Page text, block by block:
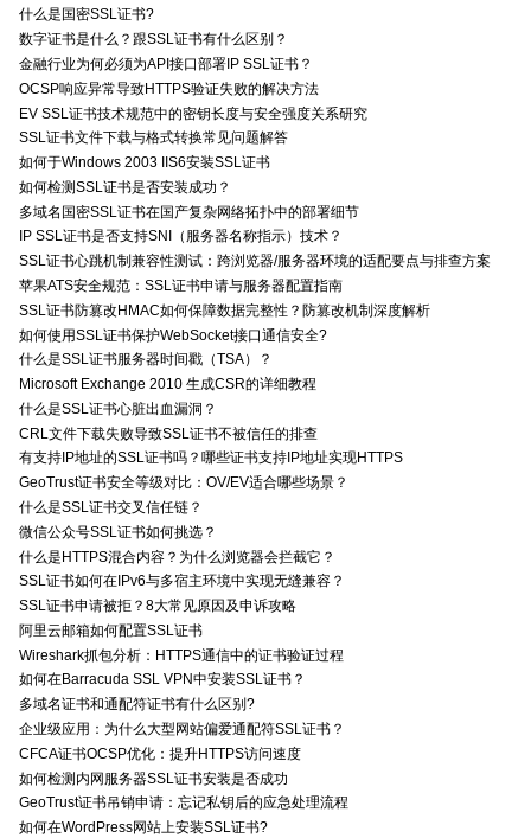
什么是国密SSL证书?
数字证书是什么？跟SSL证书有什么区别？
金融行业为何必须为API接口部署IP SSL证书？
OCSP响应异常导致HTTPS验证失败的解决方法
EV SSL证书技术规范中的密钥长度与安全强度关系研究
SSL证书文件下载与格式转换常见问题解答
如何于Windows 2003 IIS6安装SSL证书
如何检测SSL证书是否安装成功？
多域名国密SSL证书在国产复杂网络拓扑中的部署细节
IP SSL证书是否支持SNI（服务器名称指示）技术？
SSL证书心跳机制兼容性测试：跨浏览器/服务器环境的适配要点与排查方案
苹果ATS安全规范：SSL证书申请与服务器配置指南
SSL证书防篡改HMAC如何保障数据完整性？防篡改机制深度解析
如何使用SSL证书保护WebSocket接口通信安全?
什么是SSL证书服务器时间戳（TSA）？
Microsoft Exchange 2010 生成CSR的详细教程
什么是SSL证书心脏出血漏洞？
CRL文件下载失败导致SSL证书不被信任的排查
有支持IP地址的SSL证书吗？哪些证书支持IP地址实现HTTPS
GeoTrust证书安全等级对比：OV/EV适合哪些场景？
什么是SSL证书交叉信任链？
微信公众号SSL证书如何挑选？
什么是HTTPS混合内容？为什么浏览器会拦截它？
SSL证书如何在IPv6与多宿主环境中实现无缝兼容？
SSL证书申请被拒？8大常见原因及申诉攻略
阿里云邮箱如何配置SSL证书
Wireshark抓包分析：HTTPS通信中的证书验证过程
如何在Barracuda SSL VPN中安装SSL证书？
多域名证书和通配符证书有什么区别?
企业级应用：为什么大型网站偏爱通配符SSL证书？
CFCA证书OCSP优化：提升HTTPS访问速度
如何检测内网服务器SSL证书安装是否成功
GeoTrust证书吊销申请：忘记私钥后的应急处理流程
如何在WordPress网站上安装SSL证书?